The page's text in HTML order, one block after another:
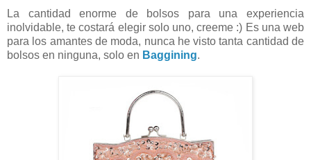
La cantidad enorme de bolsos para una experiencia
inolvidable, te costará elegir solo uno, creeme :) Es una web
para los amantes de moda, nunca he visto tanta cantidad de
bolsos en ninguna, solo en Baggining.